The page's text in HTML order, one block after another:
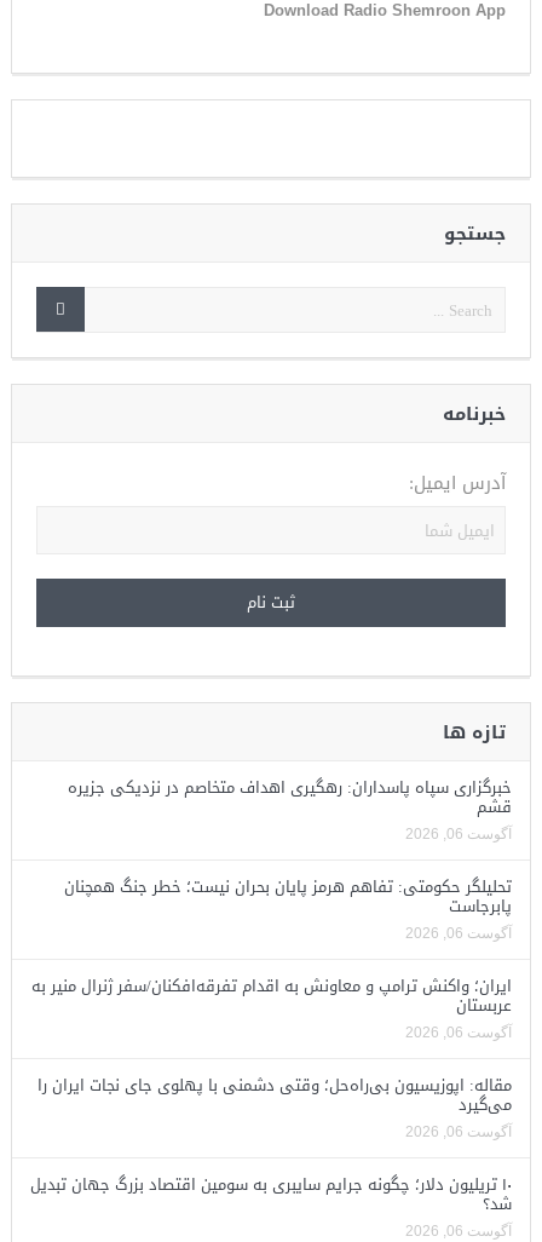
Download Radio Shemroon App
جستجو
خبرنامه
آدرس ایمیل:
تازه ها
خبرگزاری سپاه پاسداران: رهگیری اهداف متخاصم در نزدیکی جزیره
قشم
آگوست 06, 2026
تحلیلگر حکومتی: تفاهم هرمز پایان بحران نیست؛ خطر جنگ همچنان
پابرجاست
آگوست 06, 2026
ایران؛ واکنش ترامپ و معاونش به اقدام تفرقه‌افکنان/سفر ژنرال منیر به
عربستان
آگوست 06, 2026
مقاله: اپوزیسیون بی‌راه‌حل؛ وقتی دشمنی با پهلوی جای نجات ایران را
می‌گیرد
آگوست 06, 2026
۱۰ تریلیون دلار؛ چگونه جرایم سایبری به سومین اقتصاد بزرگ جهان تبدیل
شد؟
آگوست 06, 2026